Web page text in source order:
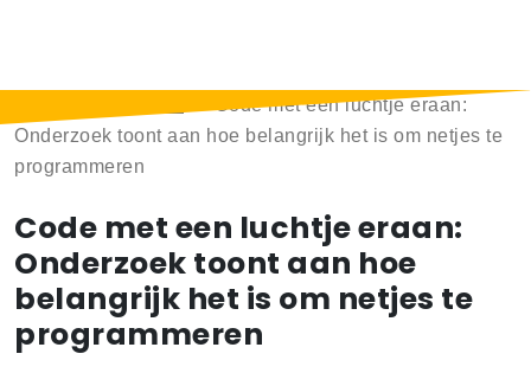
Code met een luchtje eraan:
Onderzoek toont aan hoe belangrijk het is om netjes te
programmeren
Code met een luchtje eraan:
Onderzoek toont aan hoe
belangrijk het is om netjes te
programmeren